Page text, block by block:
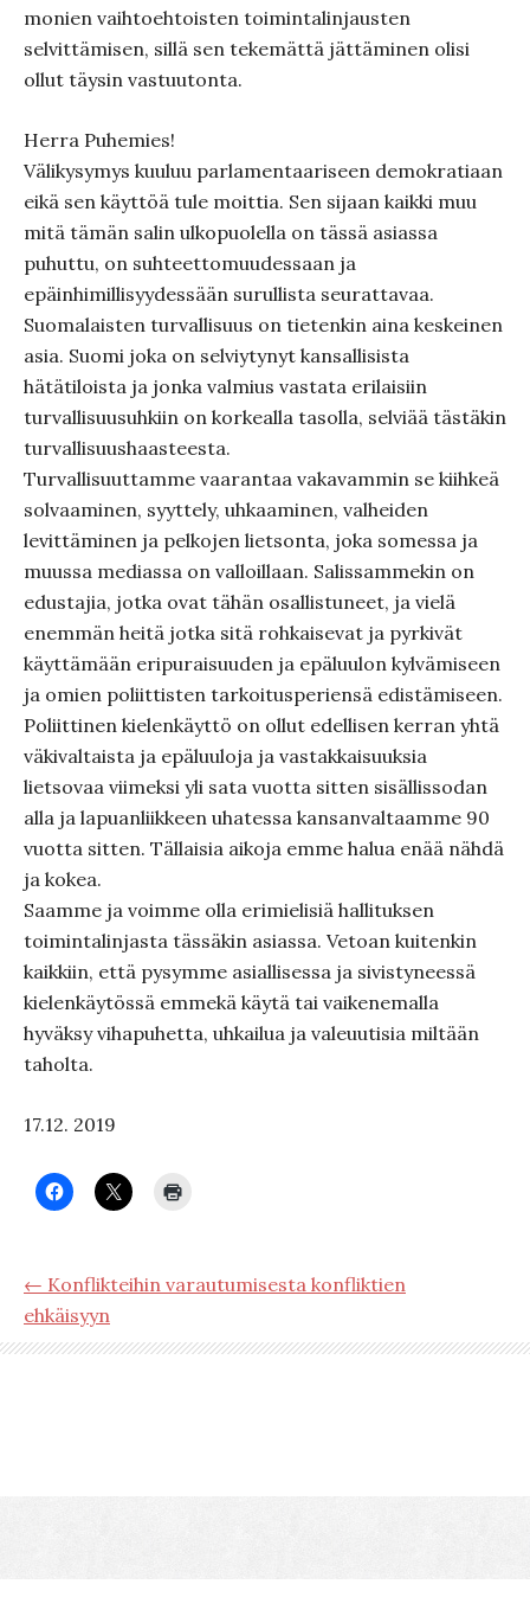
monien vaihtoehtoisten toimintalinjausten
selvittämisen, sillä sen tekemättä jättäminen olisi
ollut täysin vastuutonta.
Herra Puhemies!
Välikysymys kuuluu parlamentaariseen demokratiaan
eikä sen käyttöä tule moittia. Sen sijaan kaikki muu
mitä tämän salin ulkopuolella on tässä asiassa
puhuttu, on suhteettomuudessaan ja
epäinhimillisyydessään surullista seurattavaa.
Suomalaisten turvallisuus on tietenkin aina keskeinen
asia. Suomi joka on selviytynyt kansallisista
hätätiloista ja jonka valmius vastata erilaisiin
turvallisuusuhkiin on korkealla tasolla, selviää tästäkin
turvallisuushaasteesta.
Turvallisuuttamme vaarantaa vakavammin se kiihkeä
solvaaminen, syyttely, uhkaaminen, valheiden
levittäminen ja pelkojen lietsonta, joka somessa ja
muussa mediassa on valloillaan. Salissammekin on
edustajia, jotka ovat tähän osallistuneet, ja vielä
enemmän heitä jotka sitä rohkaisevat ja pyrkivät
käyttämään eripuraisuuden ja epäluulon kylvämiseen
ja omien poliittisten tarkoitusperiensä edistämiseen.
Poliittinen kielenkäyttö on ollut edellisen kerran yhtä
väkivaltaista ja epäluuloja ja vastakkaisuuksia
lietsovaa viimeksi yli sata vuotta sitten sisällissodan
alla ja lapuanliikkeen uhatessa kansanvaltaamme 90
vuotta sitten. Tällaisia aikoja emme halua enää nähdä
ja kokea.
Saamme ja voimme olla erimielisiä hallituksen
toimintalinjasta tässäkin asiassa. Vetoan kuitenkin
kaikkiin, että pysymme asiallisessa ja sivistyneessä
kielenkäytössä emmekä käytä tai vaikenemalla
hyväksy vihapuhetta, uhkailua ja valeuutisia miltään
taholta.
17.12. 2019
← Konflikteihin varautumisesta konfliktien
ehkäisyyn